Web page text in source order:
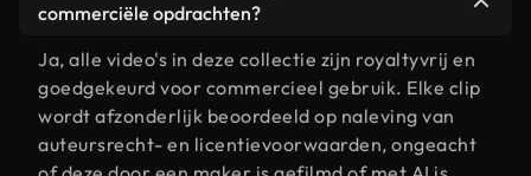
commerciële opdrachten?
Ja, alle video's in deze collectie zijn royaltyvrij en
goedgekeurd voor commercieel gebruik. Elke clip
wordt afzonderlijk beoordeeld op naleving van
auteursrecht- en licentievoorwaarden, ongeacht